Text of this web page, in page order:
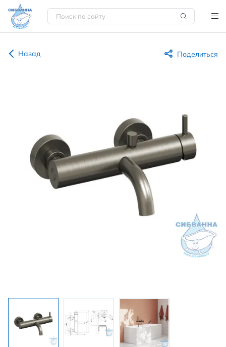
Назад Поделиться